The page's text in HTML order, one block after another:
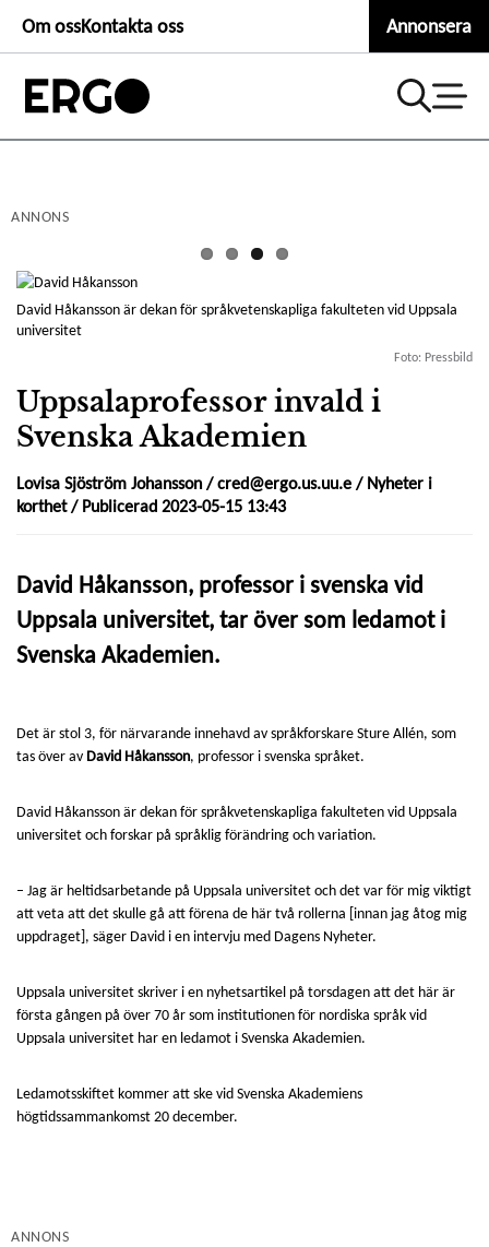
huvudinnehåll
Second
header
menu
Om ossKontakta oss Annonsera
ANNONS
David Håkansson är dekan för språkvetenskapliga fakulteten vid Uppsala
universitet
Foto: Pressbild
Uppsalaprofessor invald i
Svenska Akademien
Lovisa Sjöström Johansson /cred@ergo.us.uu.e / Nyheter i
korthet/ Publicerad 2023-05-15 13:43
David Håkansson, professor i svenska vid
Uppsala universitet, tar över som ledamot i
Svenska Akademien.
Det är stol 3, för närvarande innehavd av språkforskare Sture Allén, som
tas över av David Håkansson, professor i svenska språket.
David Håkansson är dekan för språkvetenskapliga fakulteten vid Uppsala
universitet och forskar på språklig förändring och variation.
– Jag är heltidsarbetande på Uppsala universitet och det var för mig viktigt
att veta att det skulle gå att förena de här två rollerna [innan jag åtog mig
uppdraget], säger David i en intervju med Dagens Nyheter.
Uppsala universitet skriver i en nyhetsartikel på torsdagen att det här är
första gången på över 70 år som institutionen för nordiska språk vid
Uppsala universitet har en ledamot i Svenska Akademien.
Ledamotsskiftet kommer att ske vid Svenska Akademiens
högtidssammankomst 20 december.
ANNONS